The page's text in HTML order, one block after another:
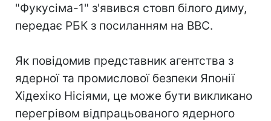
"Фукусіма-1" з'явився стовп білого диму,
передає РБК з посиланням на BBC.
Як повідомив представник агентства з
ядерної та промислової безпеки Японії
Хідехіко Нісіями, це може бути викликано
перегрівом відпрацьованого ядерного